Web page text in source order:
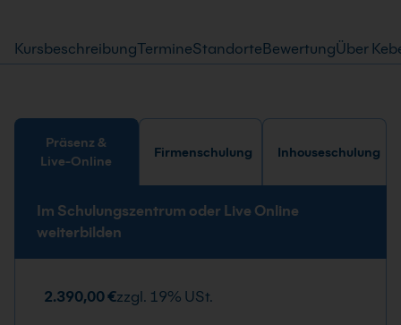
KursbeschreibungTermineStandorteBewertungÜber
Präsenz &
Live-Online
Firmenschulung Inhouseschulung
Im Schulungszentrum oder Live Online
weiterbilden
2.390,00 €zzgl. 19% USt.